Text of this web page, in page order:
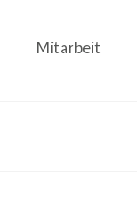
Mitarbeit